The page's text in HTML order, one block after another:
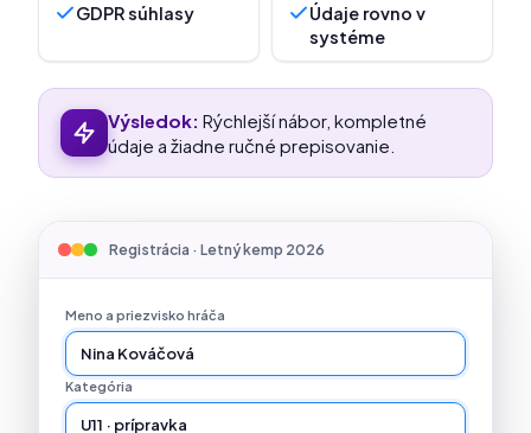
GDPR súhlasy
Údaje rovno v
systéme
Výsledok: Rýchlejší nábor, kompletné
údaje a žiadne ručné prepisovanie.
Registrácia · Letný kemp 2026
Meno a priezvisko hráča
Nina Kováčová
Kategória
U11 · prípravka